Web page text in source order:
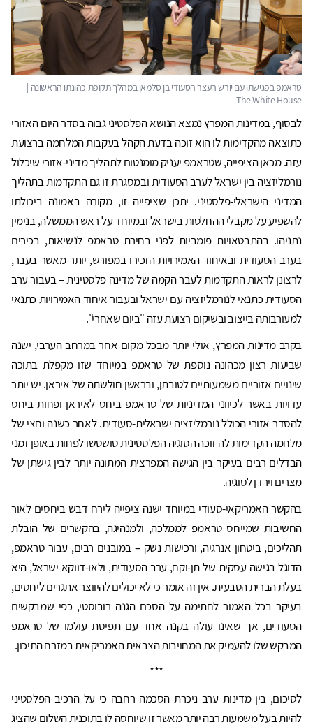
לבסוף, במדינות המפרץ נמצא הנושא הפלסטיני גבוה בסדר היום האזורי
כתוצאה מהקדימות לו הוא זוכה בדעת הקהל בעקבות המלחמה ברצועת
עזה. מכאן הציפייה, שטראמפ יעניק מומנטום לתהליך מדיני-אזורי שיכלול
נורמליזציה בין ישראל לערב הסעודית ובמסגרת זו גם התקדמות בתהליך
המדיני הישראלי-פלסטיני. יתכן שציפייה זו, מקורה באמונה ביכולתו
להשפיע על מקבלי ההחלטות בישראל ובמיוחד על ראש הממשלה, בנימין
נתניהו. בהתבטאויות פומביות לפני בחירת טראמפ לנשיאות, בכירים
בערב הסעודית ובאיחוד האמירויות הזכירו במפורש, יותר מאשר בעבר,
לרצונן לראות התקדמות לעבר הקמה של מדינה פלסטינית – בעבור ערב
הסעודית כתנאי לנורמליזציה עם ישראל ובעבור איחוד האמירויות כתנאי
למעורבותה בייצוב ובשיקום רצועת עזה "ביום שאחרי".
בקרב מדינות המפרץ, אולי יותר מבכל מקום אחר במרחב הערבי, ישנה
שביעות רצון מכהונה נוספת של טראמפ במיוחד שזו מקפלת בתוכה
שינויים אזוריים משמעותיים לטובתן, ובראשן חולשתה של איראן. יש יותר
עדויות באשר לכיווני המדיניות של טראמפ ביחס לאיראן ופחות ביחס
להסדר אזורי הכולל נורמליזציה ישראלית-סעודית. לאחר כשנה וחצי של
מלחמה הקדימות לה זוכה הסוגיה הפלסטינית טושטשו לפחות באופן זמני
הבדלים רבים בעיקר בין הגישה המפרצית המתונה יותר לבין גישתן של
מצרים וירדן לסוגיה.
בהקשר האמריקאי-סעודי במיוחד ישנה ציפייה לירח דבש ביחסים לאור
החשיבות שמייחס טראמפ לממלכה, ולמנהיגה, בהקשרים של הובלת
תהליכים, ביטחון אנרגיה, ורכישות נשק – במובנים רבים, עבור טראמפ,
הדוגל בגישה עסקית של תן-וקח, ערב הסעודית, ולאו-דווקא ישראל, היא
בעלת הברית הטבעית. אין זה אומר כי לא יכולים להיווצר אתגרים ליחסים,
בעיקר בכל האמור לחתימה על הסכם הגנה רובוסטי, כפי שמבקשים
הסעודים, אך שאינו עולה בקנה אחד עם תפיסת עולמו של טראמפ
המבקש שלו להעמיק את המחויבות הצבאית האמריקאית במזרח התיכון.
***
לסיכום, בין מדינות ערב ניכרת הסכמה רחבה כי על הרכיב הפלסטיני
להיות בעל משמעות רבה יותר מאשר זו שיוחסה לו בתוכנית השלום שהציג